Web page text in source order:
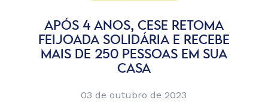
APÓS 4 ANOS, CESE RETOMA
FEIJOADA SOLIDÁRIA E RECEBE
MAIS DE 250 PESSOAS EM SUA
CASA
03 de outubro de 2023